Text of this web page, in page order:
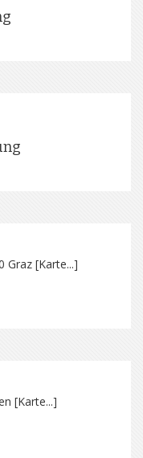
Graz [Karte...]
[Karte...]